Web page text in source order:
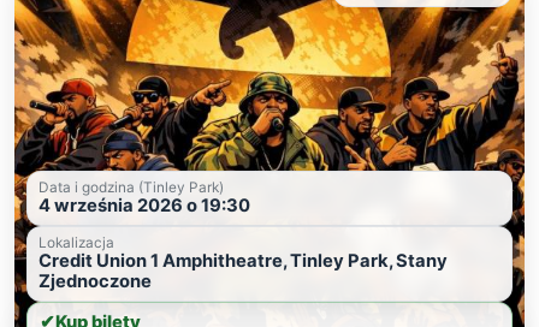
Data i godzina (Tinley Park)
4 września 2026 o 19:30
Lokalizacja
Credit Union 1 Amphitheatre, Tinley Park, Stany
Zjednoczone
✔Kup bilety